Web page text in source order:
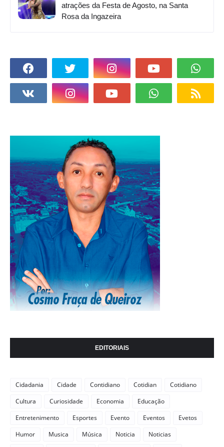
atrações da Festa de Agosto, na Santa
Rosa da Ingazeira
EDITORIAIS
Cidadania Cidade Contidiano Cotidian
Cotidiano
Cultura
Curiosidade Economia
Educação
Entretenimento
Esportes Evento Eventos
Evetos
Humor
Musica Música Noticia
Noticias